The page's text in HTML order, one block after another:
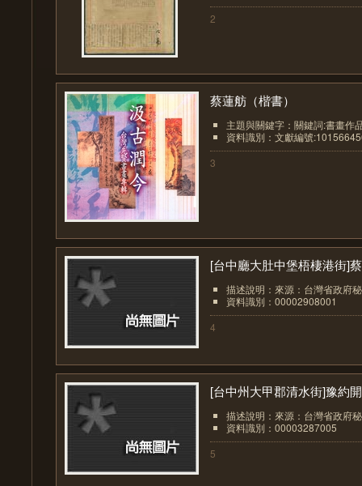
2
蔡蓮舫（楷書）
主題與關鍵字：關鍵詞:書畫作
資料識別：文獻編號
3
[台中廳大肚中堡梧棲港街]
描述說明：來源：台灣省政府
資料識別：00002908001
4
[台中州大甲郡清水街]豫約
描述說明：來源：台灣省政府
資料識別：00003287005
5